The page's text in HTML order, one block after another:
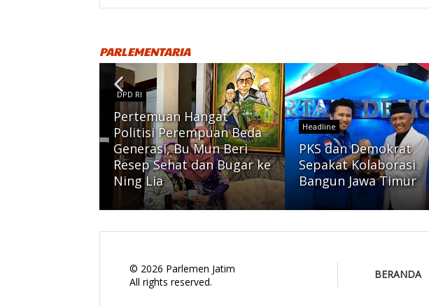
PARLEMENTARIA
DPD RI
Pertemuan Hangat
Politisi Perempuan Beda
Generasi, Bu Mun Beri
Resep Sehat dan Bugar ke
Ning Lia
Headline
PKS dan Demokrat
Sepakat Kolaborasi
Bangun Jawa Timur
© 2026 Parlemen Jatim
All rights reserved.
BERANDA